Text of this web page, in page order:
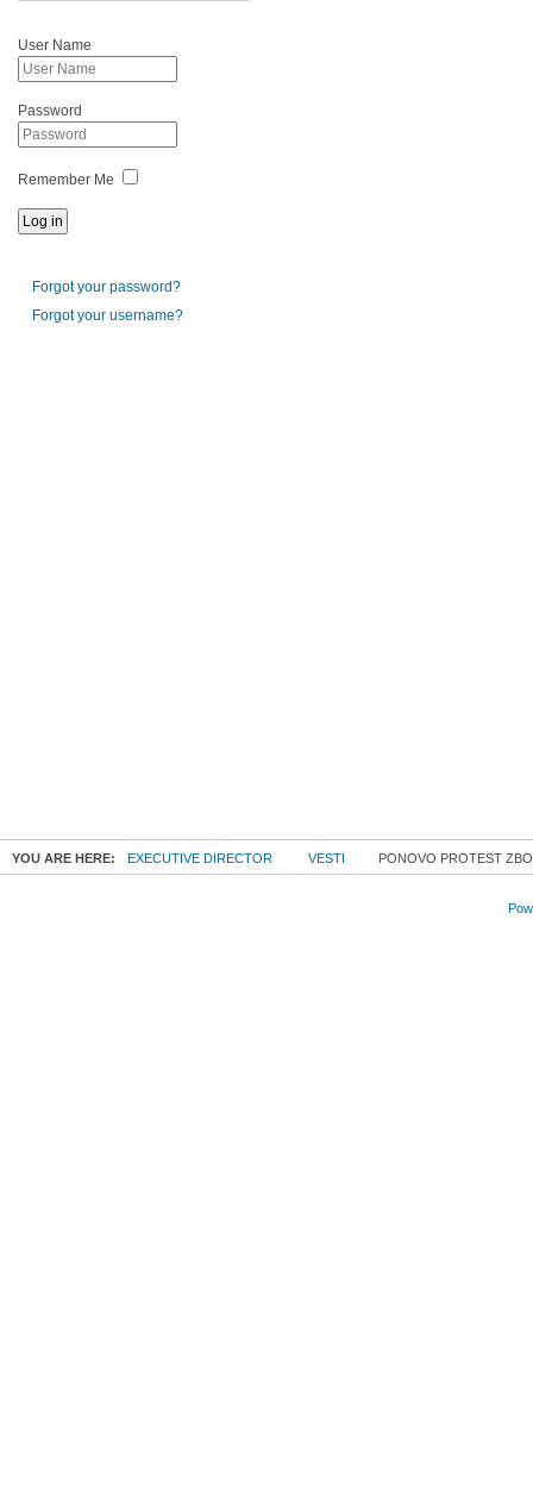
User Name
Password
Remember Me
Forgot your password?
Forgot your username?
YOU ARE HERE: EXECUTIVE DIRECTOR VESTI PONOVO PROTEST